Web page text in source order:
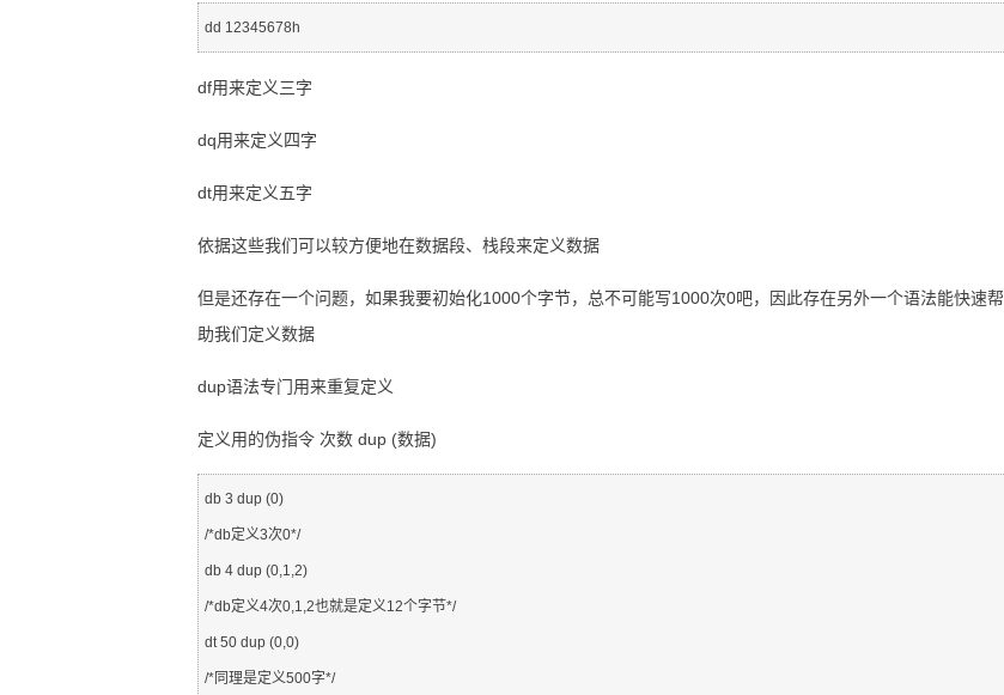
df用来定义三字
dq用来定义四字
dt用来定义五字
依据这些我们可以较方便地在数据段、栈段来定义数据
但是还存在一个问题，如果我要初始化1000个字节，总不可能写1000次0吧，因此存在另外一个语法能快速帮
助我们定义数据
dup语法专门用来重复定义
定义用的伪指令 次数 dup (数据)
db 3 dup (0)
/*db定义3次0*/
db 4 dup (0,1,2)
/*db定义4次0,1,2也就是定义12个字节*/
dt 50 dup (0,0)
/*同理是定义500字*/